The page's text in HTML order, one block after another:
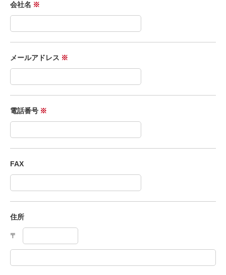
会社名 ※
メールアドレス ※
電話番号 ※
FAX
住所